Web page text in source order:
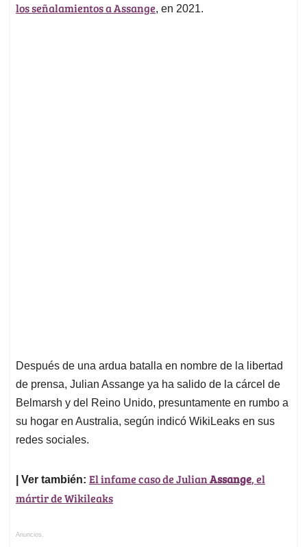
los señalamientos a Assange, en 2021.
Después de una ardua batalla en nombre de la libertad
de prensa, Julian Assange ya ha salido de la cárcel de
Belmarsh y del Reino Unido, presuntamente en rumbo a
su hogar en Australia, según indicó WikiLeaks en sus
redes sociales.
| Ver también: El infame caso de JulianAssange, el
mártir de Wikileaks
Anuncios.